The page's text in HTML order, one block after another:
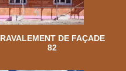
RAVALEMENT DE FAÇADE
82